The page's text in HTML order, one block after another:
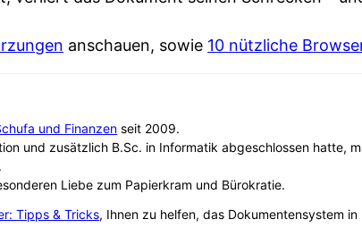
anschauen, sowie 10 nützliche
und Finanzen seit 2009.
und zusätzlich B.Sc. in Informatik abgeschlossen hatte,
Liebe zum Papierkram und Bürokratie.
Tipps & Tricks, Ihnen zu helfen, das Dokumentensystem